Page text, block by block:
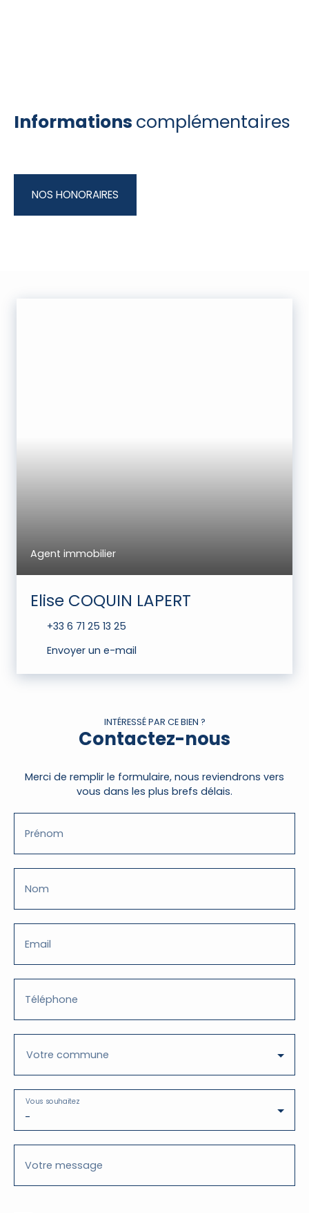
Informations complémentaires
NOS HONORAIRES
Agent immobilier
Elise COQUIN LAPERT
+33 6 71 25 13 25
Envoyer un e-mail
INTÉRESSÉ PAR CE BIEN ?
Contactez-nous
Merci de remplir le formulaire, nous reviendrons vers
vous dans les plus brefs délais.
Prénom
Nom
Email
Téléphone
Votre commune
-
Vous souhaitez
Votre message